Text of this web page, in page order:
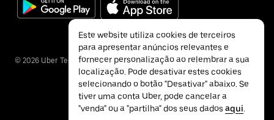
© 2026 Uber Technologies Inc.
Este website utiliza cookies de terceiros
para apresentar anúncios relevantes e
fornecer personalização ao relembrar a sua
localização. Pode desativar estes cookies
selecionando o botão "Desativar" abaixo. Se
tiver uma conta Uber, pode cancelar a
"venda" ou a "partilha" dos seus dados aqui.